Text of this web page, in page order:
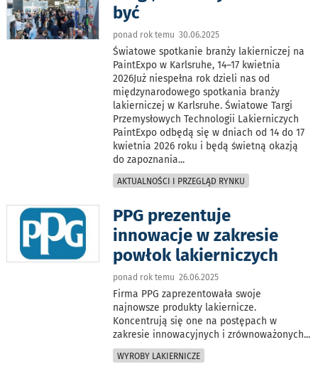
być
ponad rok temu 30.06.2025
Światowe spotkanie branży lakierniczej na
PaintExpo w Karlsruhe, 14–17 kwietnia
2026Już niespełna rok dzieli nas od
międzynarodowego spotkania branży
lakierniczej w Karlsruhe. Światowe Targi
Przemysłowych Technologii Lakierniczych
PaintExpo odbędą się w dniach od 14 do 17
kwietnia 2026 roku i będą świetną okazją
do zapoznania...
AKTUALNOŚCI I PRZEGLĄD RYNKU
PPG prezentuje
innowacje w zakresie
powłok lakierniczych
ponad rok temu 26.06.2025
Firma PPG zaprezentowała swoje
najnowsze produkty lakiernicze.
Koncentrują się one na postępach w
zakresie innowacyjnych i zrównoważonych...
WYROBY LAKIERNICZE